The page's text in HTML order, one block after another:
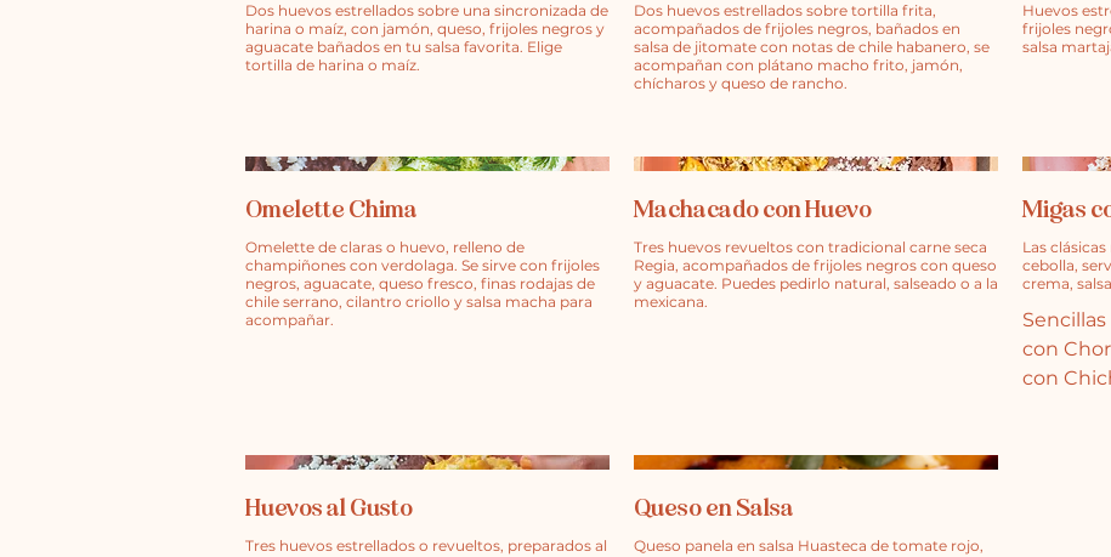
Dos huevos estrellados sobre una sincronizada de
harina o maíz, con jamón, queso, frijoles negros y
aguacate bañados en tu salsa favorita. Elige
tortilla de harina o maíz.
Dos huevos estrellados sobre tortilla frita,
acompañados de frijoles negros, bañados en
salsa de jitomate con notas de chile habanero, se
acompañan con plátano macho frito, jamón,
Huevos
frijoles
salsa
Omelette Chima
Omelette de claras o huevo, relleno de
champiñones con verdolaga. Se sirve con frijoles
negros, aguacate, queso fresco, finas rodajas de
chile serrano, cilantro criollo y salsa macha para
acompañar.
Machacado con Huevo
Tres huevos revueltos con tradicional carne seca
Regia, acompañados de frijoles negros con queso
y aguacate. Puedes pedirlo natural, salseado o a la
mexicana.
Migas
Las
cebolla,
crema,
Sencillas
con
con
Huevos al Gusto
Tres huevos estrellados o revueltos, preparados al
Queso en Salsa
Queso panela en salsa Huasteca de tomate rojo,